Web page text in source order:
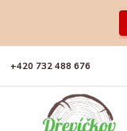
+420 732 488 676